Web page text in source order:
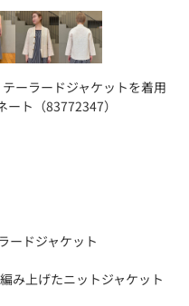
ーラードジャケットを着用
ト（83772347）
ードジャケット
み上げたニットジャケット